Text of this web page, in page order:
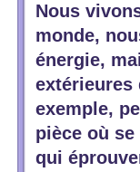
Nous
monde,
énergie,
extérieures
exemple,
pièce où
qui